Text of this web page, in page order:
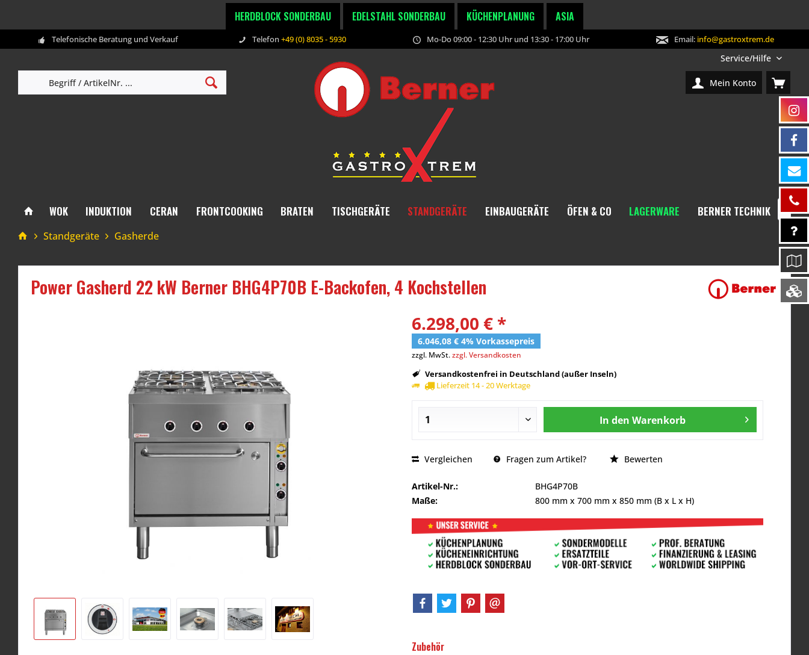
HERDBLOCK SONDERBAU EDELSTAHL SONDERBAU KÜCHENPLANUNG ASIA
Telefonische Beratung und Verkauf Telefon +49 (0) 8035 - 5930 Mo-Do 09:00 - 12:30 Uhr und 13:30 - 17:00 Uhr Email: info@gastroxtrem.de
Service/Hilfe
Mein Konto
WOK INDUKTION CERAN FRONTCOOKING BRATEN TISCHGERÄTE STANDGERÄTE EINBAUGERÄTE ÖFEN & CO LAGERWARE BERNER TECHNIK
Standgeräte Gasherde
Power Gasherd 22 kW Berner BHG4P70B E-Backofen, 4 Kochstellen
6.298,00 € *
6.046,08 € 4% Vorkassepreis
zzgl. MwSt.zzgl. Versandkosten
Versandkostenfrei in Deutschland (außer Inseln)
Lieferzeit 14 - 20 Werktage
In den Warenkorb
Vergleichen Fragen zum Artikel? Bewerten
Artikel-Nr.:
BHG4P70B
Maße:
800 mm x700 mm x850 mm (B x L x H)
Zubehör